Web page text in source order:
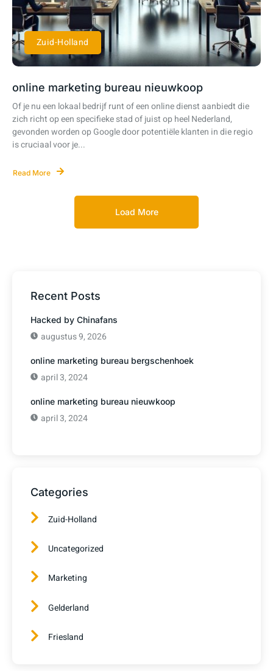
Zuid-Holland
online marketing bureau nieuwkoop
Of je nu een lokaal bedrijf runt of een online dienst aanbiedt die
zich richt op een specifieke stad of juist op heel Nederland,
gevonden worden op Google door potentiële klanten in die regio
is cruciaal voor je...
Read More
Load More
Recent Posts
Hacked by Chinafans
augustus 9, 2026
online marketing bureau bergschenhoek
april 3, 2024
online marketing bureau nieuwkoop
april 3, 2024
Categories
Zuid-Holland
Uncategorized
Marketing
Gelderland
Friesland